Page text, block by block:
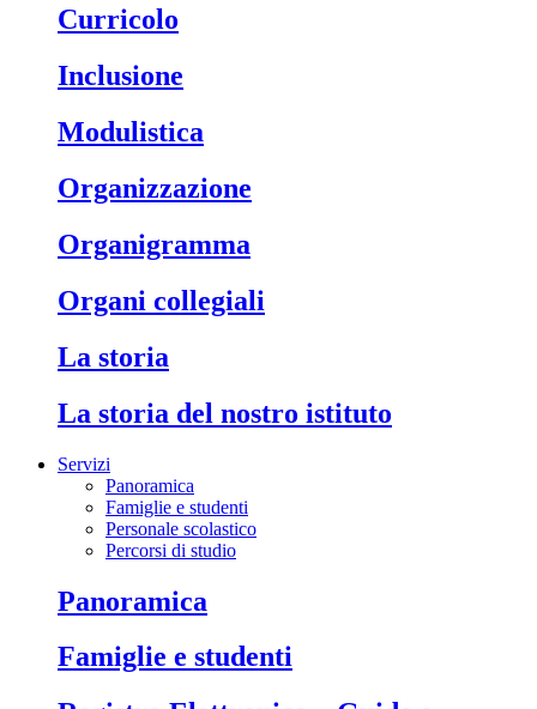
Curricolo
Inclusione
Modulistica
Organizzazione
Organigramma
Organi collegiali
La storia
La storia del nostro istituto
Servizi
Panoramica
Famiglie e studenti
Personale scolastico
Percorsi di studio
Panoramica
Famiglie e studenti